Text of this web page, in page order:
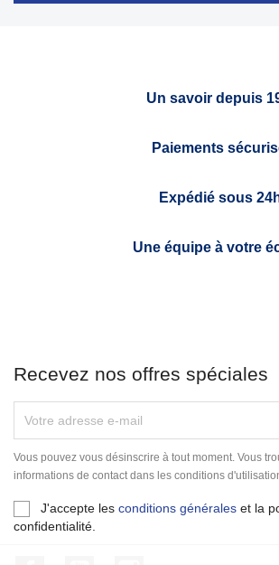
Un savoir depuis
Paiements
Expédié sous
Une équipe à votre
Recevez nos offres spéciales
Vous pouvez vous désinscrire à tout moment. Vous
informations de contact dans les conditions
J'accepte les conditions générales et la
confidentialité.